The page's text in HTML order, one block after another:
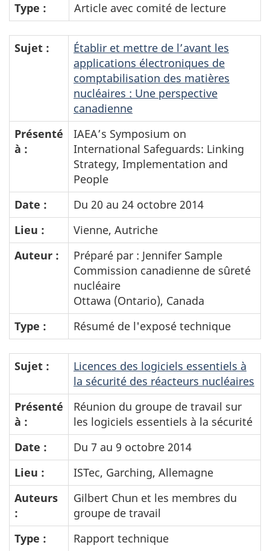
Type :
Article avec comité de lecture
Sujet :
Établir et mettre de l’avant les
applications électroniques de
comptabilisation des matières
nucléaires : Une perspective
canadienne
Présenté
à :
IAEA’s Symposium on
International Safeguards: Linking
Strategy, Implementation and
People
Date :
Du 20 au 24 octobre 2014
Lieu :
Vienne, Autriche
Auteur :
Préparé par : Jennifer Sample
Commission canadienne de sûreté
nucléaire
Ottawa (Ontario), Canada
Type :
Résumé de l'exposé technique
Sujet :
Licences des logiciels essentiels à
la sécurité des réacteurs nucléaires
Présenté
à :
Réunion du groupe de travail sur
les logiciels essentiels à la sécurité
Date :
Du 7 au 9 octobre 2014
Lieu :
ISTec, Garching, Allemagne
Auteurs
:
Gilbert Chun et les membres du
groupe de travail
Type :
Rapport technique